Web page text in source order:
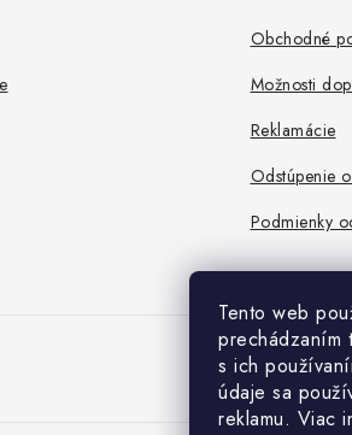
Tento web
prechádzaním
s ich
údaje sa
reklamu. Viac
Obchodné
Možnosti
Reklamácie
Odstúpenie
Podmienky